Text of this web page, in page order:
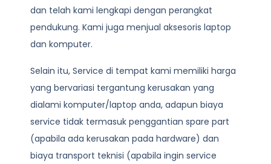
dan telah kami lengkapi dengan perangkat
pendukung. Kami juga menjual aksesoris laptop
dan komputer.
Selain itu, Service di tempat kami memiliki harga
yang bervariasi tergantung kerusakan yang
dialami komputer/laptop anda, adapun biaya
service tidak termasuk penggantian spare part
(apabila ada kerusakan pada hardware) dan
biaya transport teknisi (apabila ingin service